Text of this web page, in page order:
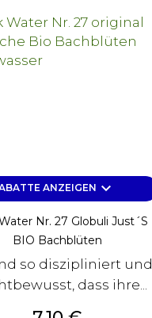
ANZEIGEN keyboard_arrow_down
Nr. 27 Globuli Just´s
BIO Bachblüten
so diszipliniert und
dass ihre...